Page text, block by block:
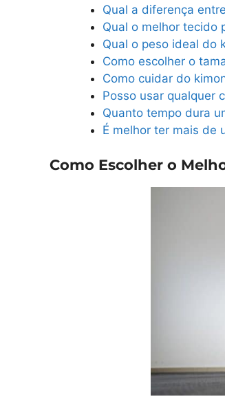
Qual a diferença
Qual o melhor tecido
Qual o peso ideal do
Como escolher o
Como cuidar do
Posso usar qualquer
Quanto tempo dura
É melhor ter mais de
Como Escolher o